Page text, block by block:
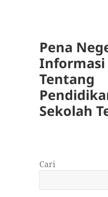
Pena
Informasi
Tentang
Sekolah
Cari